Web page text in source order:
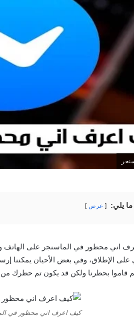
يلي: عرض
اني محظور في الماسنجر على الهاتف
على الإطلاق، وفي بعض الأحيان يمكننا
قاموا بحظرنا ولكن قد يكون تم حظرك
كيف اعرف اني محظور في